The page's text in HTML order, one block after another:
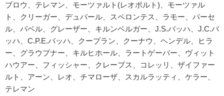
ブロウ、テレマン、モーツァルト(レオポルト)、モーツァル
ト、クリーガー、デュパール、スペロンテス、ラモー、パーセ
ル、バベル、グレーザー、キルンベルガー、J.S.バッハ、J.C.バ
ッハ、C.P.E.バッハ、クープラン、クーナウ、ヘンデル、ヒラ
ー、グラウプナー、キルヒホール、ラートゲーバー、ヴィット
ハウアー、フィッシャー、クレープス、コレッリ、ザイファー
ルト、アーン、レオ、チマローザ、スカルラッティ、ケラー、
テレマン